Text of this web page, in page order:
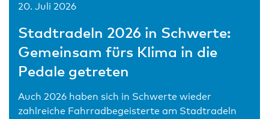
20. Juli 2026
Stadtradeln 2026 in Schwerte:
Gemeinsam fürs Klima in die
Pedale getreten
Auch 2026 haben sich in Schwerte wieder
zahlreiche Fahrradbegeisterte am Stadtradeln